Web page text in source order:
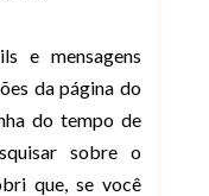
e mensagens
da página do
do tempo de
sobre o
que, se você